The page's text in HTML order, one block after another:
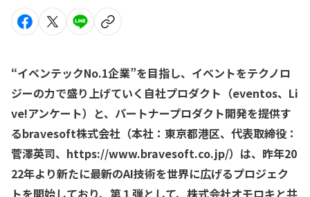
“イベンテックNo.1企業”を目指し、イベントをテクノロ
ジーの力で盛り上げていく自社プロダクト（eventos、Li
ve!アンケート）と、パートナープロダクト開発を提供す
るbravesoft株式会社（本社：東京都港区、代表取締役：
菅澤英司、https://www.bravesoft.co.jp/）は、昨年20
22年より新たに最新のAI技術を世界に広げるプロジェク
トを開始しており、第１弾として、株式会社オモロキと共